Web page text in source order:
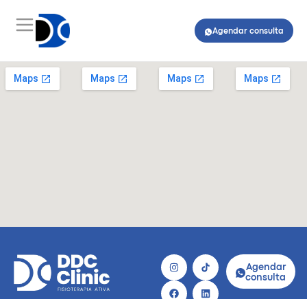
Agendar consulta
Agendar
consulta